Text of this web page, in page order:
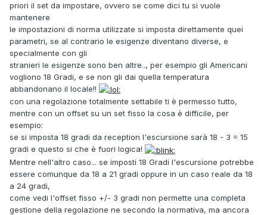
priori il set da impostare, ovvero se come dici tu si vuole
mantenere
le impostazioni di norma utilizzate si imposta direttamente quei
parametri, se al contrario le esigenze diventano diverse, e
specialmente con gli
stranieri le esigenze sono ben altre.., per esempio gli Americani
vogliono 18 Gradi, e se non gli dai quella temperatura
abbandonano il locale!!
con una regolazione totalmente settabile ti è permesso tutto,
mentre con un offset su un set fisso la cosa è difficile, per
esempio:
se si imposta 18 gradi da reception l'escursione sarà 18 - 3 = 15
gradi e questo si che è fuori logica!
Mentre nell'altro caso... se imposti 18 Gradi l'escursione potrebbe
essere comunque da 18 a 21 gradi oppure in un caso reale da 18
a 24 gradi,
come vedi l'offset fisso +/- 3 gradi non permette una completa
gestione della regolazione ne secondo la normativa, ma ancora